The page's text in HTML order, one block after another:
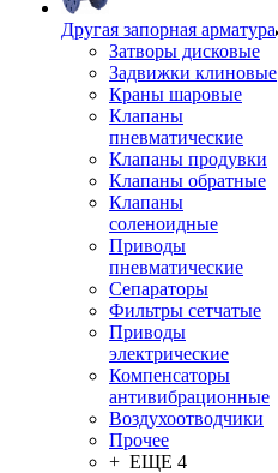
Другая запорная арматура
Затворы дисковые
Задвижки клиновые
Краны шаровые
Клапаны
пневматические
Клапаны продувки
Клапаны обратные
Клапаны
соленоидные
Приводы
пневматические
Сепараторы
Фильтры сетчатые
Приводы
электрические
Компенсаторы
антивибрационные
Воздухоотводчики
Прочее
+ ЕЩЕ 4